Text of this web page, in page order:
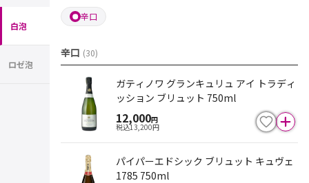
白泡
ロゼ泡
辛口
辛口 (30)
ガティノワ グランキュリュ アイ トラディ
ッション ブリュット 750ml
12,000円
税込13,200円
パイパーエドシック ブリュット キュヴェ
1785 750ml